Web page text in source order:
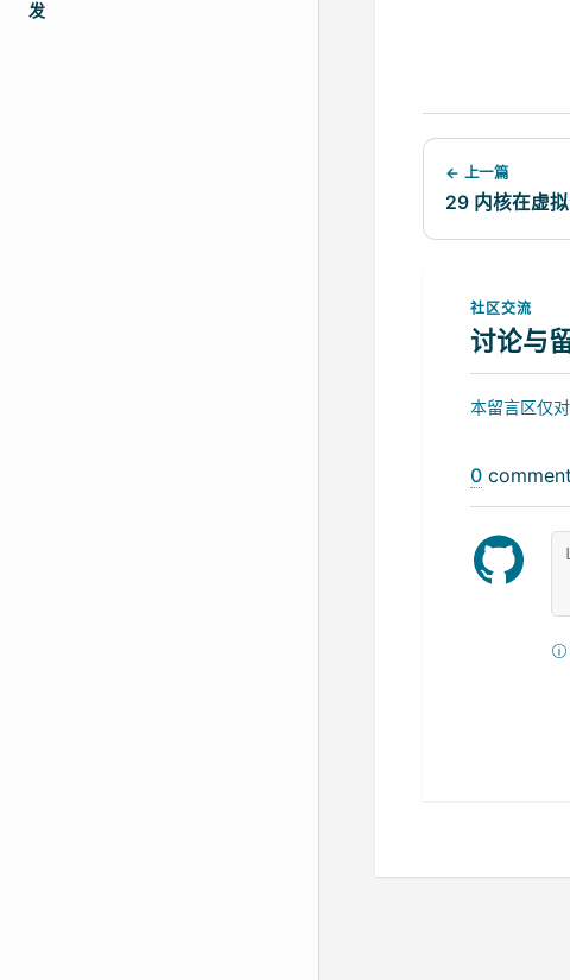
发
← 上一篇
29 内核在虚
社区交流
讨论与
本留言区仅
0